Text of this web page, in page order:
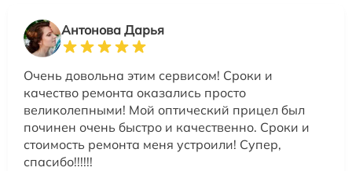
Антонова Дарья
Очень довольна этим сервисом! Сроки и
качество ремонта оказались просто
великолепными! Мой оптический прицел был
починен очень быстро и качественно. Сроки и
стоимость ремонта меня устроили! Супер,
спасибо!!!!!!